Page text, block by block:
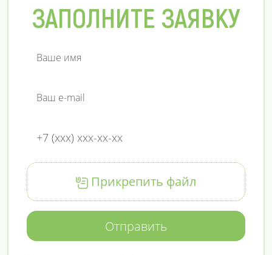
ЗАПОЛНИТЕ ЗАЯВКУ
Прикрепить файл
Отправить